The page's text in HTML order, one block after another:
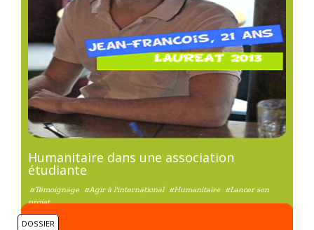
Humanitaire dans une association
étudiante
#Témoignage #Agir à l'international #Humanitaire #Lancer son
projet
DOSSIER